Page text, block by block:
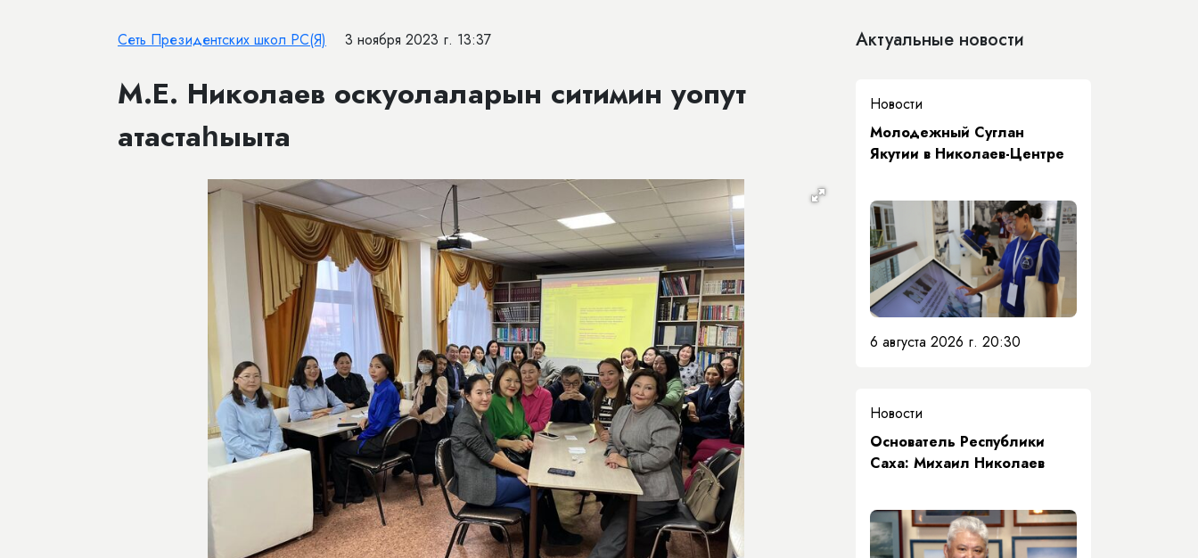
Сеть Президентских школ РС(Я) 3 ноября 2023 г. 13:37
М.Е. Николаев оскуолаларын ситимин уопут
атастаһыыта
Актуальные новости
Новости
Молодежный Суглан
Якутии в Николаев-Центре
6 августа 2026 г. 20:30
Новости
Основатель Республики
Саха: Михаил Николаев